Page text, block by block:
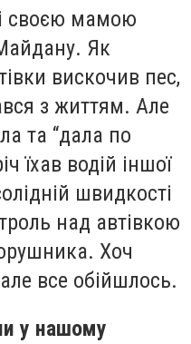
своєю мамою
Як
вискочив пес,
з життям. Але
та “дала по
їхав водій іншої
швидкості
над автівкою
Хоч
все обійшлось.
у нашому